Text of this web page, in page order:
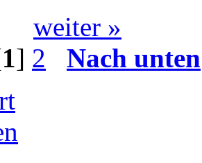
weiter »
1] 2
Nach unten